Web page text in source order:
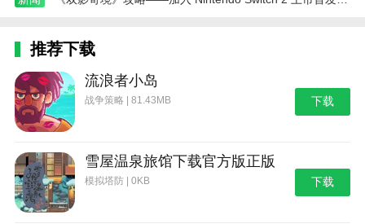
推荐下载
流浪者小岛
战争策略 | 81.43MB 下载
雪屋温泉旅馆下载官方版正版
模拟塔防 | 0KB 下载